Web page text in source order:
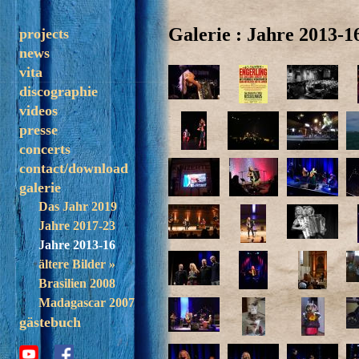
projects
solo
trezoulé
band
madagascar
news
vita
discographie
videos
presse
concerts
contact/download
galerie
Das Jahr 2019
Jahre 2017-23
Jahre 2013-16
ältere Bilder »
Brasilien 2008
Madagascar 2007
gästebuch
Galerie : Jahre 2013-